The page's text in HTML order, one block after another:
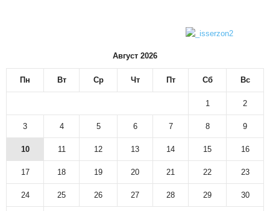
Август 2026
Пн Вт Ср Чт Пт Сб Вс
1 2
3 4 5 6 7 8 9
10 11 12 13 14 15 16
17 18 19 20 21 22 23
24 25 26 27 28 29 30